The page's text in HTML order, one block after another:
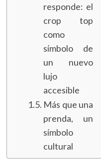
responde: el
crop top
como
símbolo de
un nuevo
lujo
accesible
Más que una
prenda, un
símbolo
cultural